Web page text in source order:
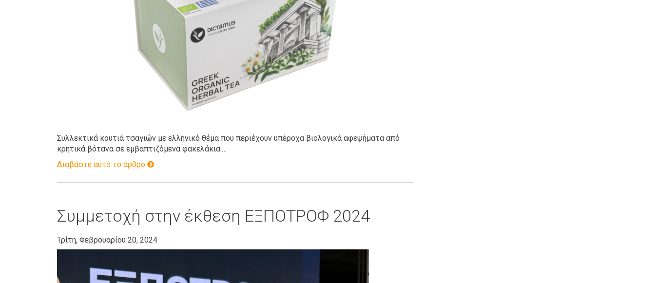
Συλλεκτικά κουτιά τσαγιών με ελληνικό θέμα που περιέχουν υπέροχα βιολογικά αφεψήματα από
κρητικά βότανα σε εμβαπτιζόμενα φακελάκια.…
Διαβάστε αυτό το άρθρο
Συμμετοχή στην έκθεση ΕΞΠΟΤΡΟΦ 2024
Τρίτη, Φεβρουαρίου 20, 2024